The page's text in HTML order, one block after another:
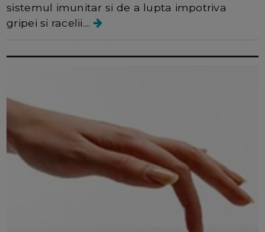
sistemul imunitar si de a lupta impotriva
gripei si racelii....